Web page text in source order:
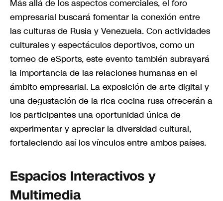
Más allá de los aspectos comerciales, el foro
empresarial buscará fomentar la conexión entre
las culturas de Rusia y Venezuela. Con actividades
culturales y espectáculos deportivos, como un
torneo de eSports, este evento también subrayará
la importancia de las relaciones humanas en el
ámbito empresarial. La exposición de arte digital y
una degustación de la rica cocina rusa ofrecerán a
los participantes una oportunidad única de
experimentar y apreciar la diversidad cultural,
fortaleciendo así los vínculos entre ambos países.
Espacios Interactivos y
Multimedia